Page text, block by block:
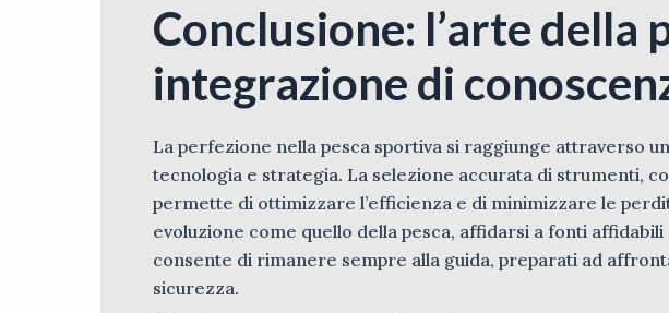
Conclusione: l’arte della
integrazione di
La perfezione nella pesca sportiva si raggiunge attraverso
tecnologia e strategia. La selezione accurata di strumenti,
permette di ottimizzare l’efficienza e di minimizzare le
evoluzione come quello della pesca, affidarsi a fonti
consente di rimanere sempre alla guida, preparati ad
sicurezza.